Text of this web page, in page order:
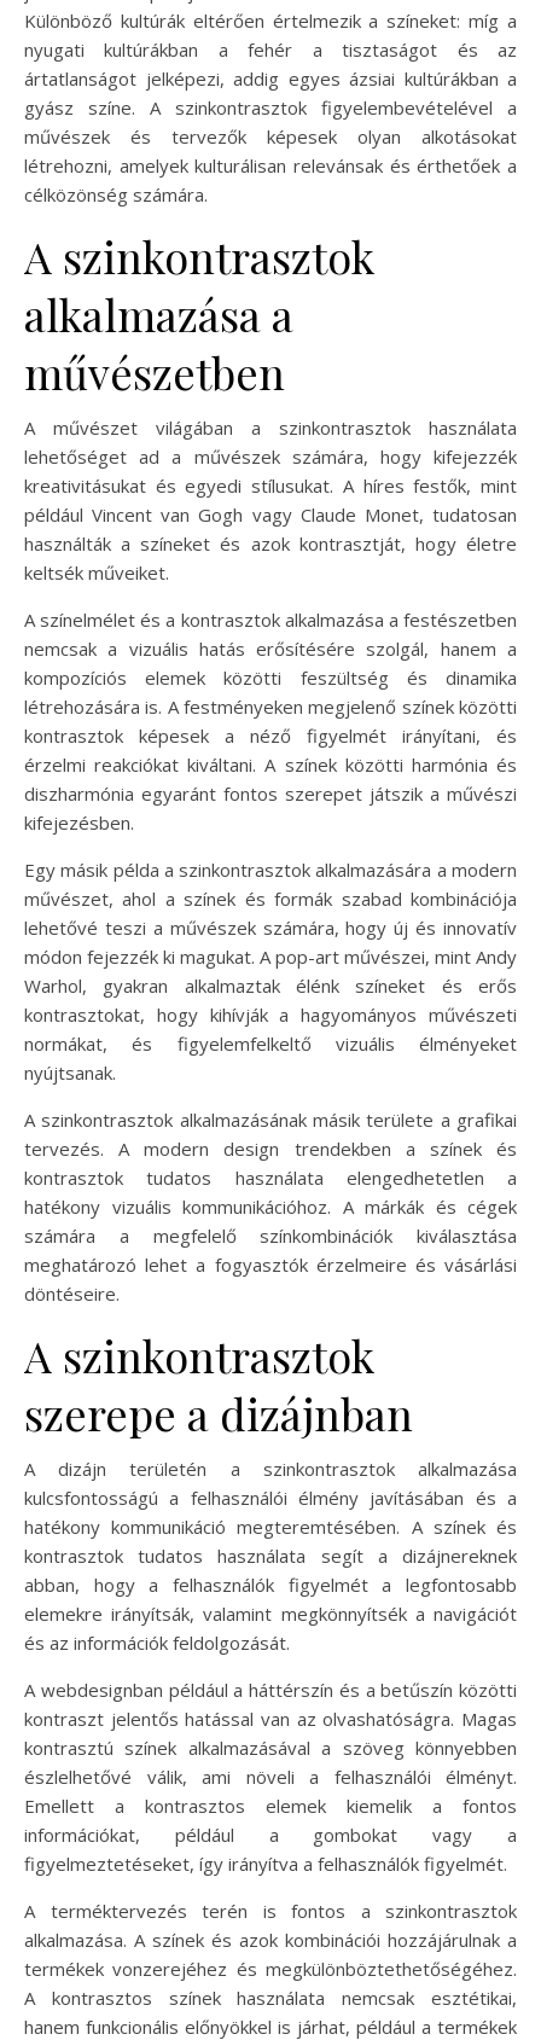
Különböző kultúrák eltérően értelmezik a színeket: míg a
nyugati kultúrákban a fehér a tisztaságot és az
ártatlanságot jelképezi, addig egyes ázsiai kultúrákban a
gyász színe. A szinkontrasztok figyelembevételével a
művészek és tervezők képesek olyan alkotásokat
létrehozni, amelyek kulturálisan relevánsak és érthetőek a
célközönség számára.
A szinkontrasztok
alkalmazása a
művészetben
A művészet világában a szinkontrasztok használata
lehetőséget ad a művészek számára, hogy kifejezzék
kreativitásukat és egyedi stílusukat. A híres festők, mint
például Vincent van Gogh vagy Claude Monet, tudatosan
használták a színeket és azok kontrasztját, hogy életre
keltsék műveiket.
A színelmélet és a kontrasztok alkalmazása a festészetben
nemcsak a vizuális hatás erősítésére szolgál, hanem a
kompozíciós elemek közötti feszültség és dinamika
létrehozására is. A festményeken megjelenő színek közötti
kontrasztok képesek a néző figyelmét irányítani, és
érzelmi reakciókat kiváltani. A színek közötti harmónia és
diszharmónia egyaránt fontos szerepet játszik a művészi
kifejezésben.
Egy másik példa a szinkontrasztok alkalmazására a modern
művészet, ahol a színek és formák szabad kombinációja
lehetővé teszi a művészek számára, hogy új és innovatív
módon fejezzék ki magukat. A pop-art művészei, mint Andy
Warhol, gyakran alkalmaztak élénk színeket és erős
kontrasztokat, hogy kihívják a hagyományos művészeti
normákat, és figyelemfelkeltő vizuális élményeket
nyújtsanak.
A szinkontrasztok alkalmazásának másik területe a grafikai
tervezés. A modern design trendekben a színek és
kontrasztok tudatos használata elengedhetetlen a
hatékony vizuális kommunikációhoz. A márkák és cégek
számára a megfelelő színkombinációk kiválasztása
meghatározó lehet a fogyasztók érzelmeire és vásárlási
döntéseire.
A szinkontrasztok
szerepe a dizájnban
A dizájn területén a szinkontrasztok alkalmazása
kulcsfontosságú a felhasználói élmény javításában és a
hatékony kommunikáció megteremtésében. A színek és
kontrasztok tudatos használata segít a dizájnereknek
abban, hogy a felhasználók figyelmét a legfontosabb
elemekre irányítsák, valamint megkönnyítsék a navigációt
és az információk feldolgozását.
A webdesignban például a háttérszín és a betűszín közötti
kontraszt jelentős hatással van az olvashatóságra. Magas
kontrasztú színek alkalmazásával a szöveg könnyebben
észlelhetővé válik, ami növeli a felhasználói élményt.
Emellett a kontrasztos elemek kiemelik a fontos
információkat, például a gombokat vagy a
figyelmeztetéseket, így irányítva a felhasználók figyelmét.
A terméktervezés terén is fontos a szinkontrasztok
alkalmazása. A színek és azok kombinációi hozzájárulnak a
termékek vonzerejéhez és megkülönböztethetőségéhez.
A kontrasztos színek használata nemcsak esztétikai,
hanem funkcionális előnyökkel is járhat, például a termékek